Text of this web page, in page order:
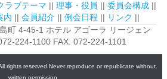
ラブテーマ || 理事・役員 || 委員会構成 ||
内 || 会員紹介 || 例会日程 || リンク ||
町 4-45-1 ホテル アゴーラ リージェン
224-1100 FAX. 072-224-1101
rights reserved.Never reproduce or republicate without
written permission.